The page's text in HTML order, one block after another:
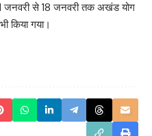
जनवरी से 18 जनवरी तक अखंड योग
किया गया।